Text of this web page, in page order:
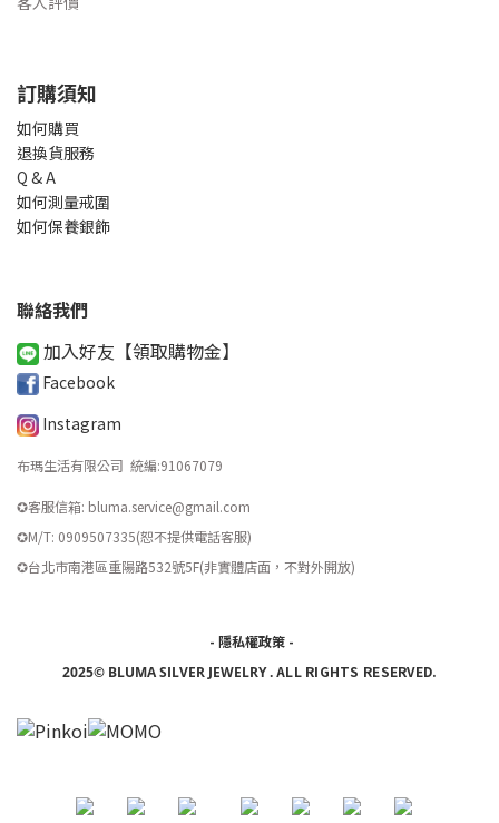
訂購須知
如何購買
退換貨服務
Q & A
如何測量戒圍
如何保養銀飾
聯絡我們
加入好友【領取購物金】
Facebook
Instagram
布瑪生活有限公司 統編:91067079
✪客服信箱: bluma.service@gmail.com
✪M/T: 0909507335(恕不提供電話客服)
​✪台北市南港區重陽路532號5F(非實體店面，不對外開放)
- 隱私權政策-
2025© BLUMA SILVER JEWELRY.ALL RIGHTS RESERVED.